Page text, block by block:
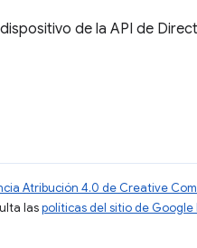
de la API de
Atribución 4.0 de Creative
laspolíticas del sitio de Google